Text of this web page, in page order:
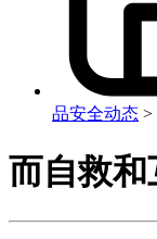
品安全动态 >
而自救和